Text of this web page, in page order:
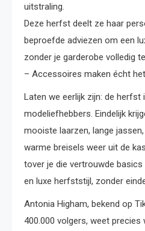
uitstraling.
Deze herfst deelt ze haar
beproefde adviezen om een
zonder je garderobe volledig
– Accessoires maken écht
Laten we eerlijk zijn: de
modeliefhebbers. Eindelijk
mooiste laarzen, lange
warme breisels weer uit de
tover je die vertrouwde
en luxe herfststijl, zonder
Antonia Higham, bekend op
400.000 volgers, weet